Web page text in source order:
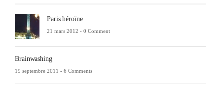
Paris héroïne
21 mars 2012 - 0 Comment
Brainwashing
19 septembre 2011 - 6 Comments